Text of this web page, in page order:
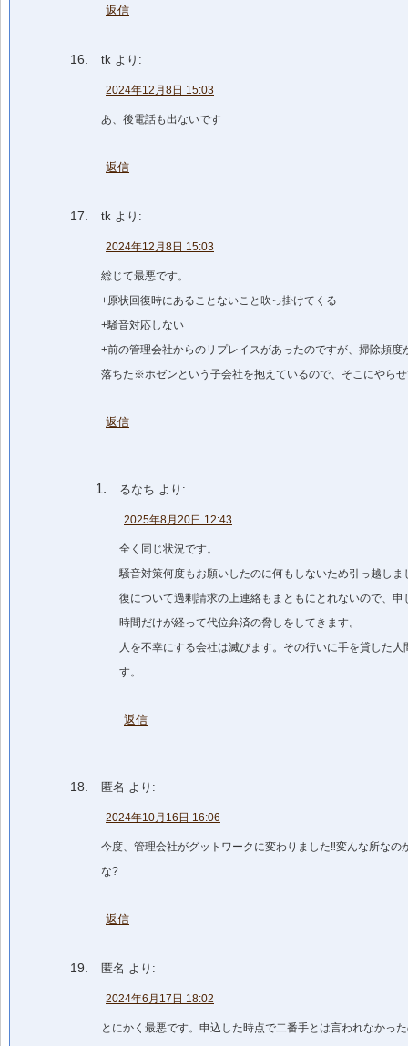
返信
tk より:
2024年12月8日 15:03
あ、後電話も出ないです
返信
tk より:
2024年12月8日 15:03
総じて最悪です。
+原状回復時にあることないこと吹っ掛けてくる
+騒音対応しない
+前の管理会社からのリプレイスがあったのですが、掃除頻度
落ちた※ホゼンという子会社を抱えているので、そこにやら
返信
るなち より:
2025年8月20日 12:43
全く同じ状況です。
騒音対策何度もお願いしたのに何もしないため引っ越しま
復について過剰請求の上連絡もまともにとれないので、申
時間だけが経って代位弁済の脅しをしてきます。
人を不幸にする会社は滅びます。その行いに手を貸した人
す。
返信
匿名 より:
2024年10月16日 16:06
今度、管理会社がグットワークに変わりました‼️変んな所なの
な?
返信
匿名 より:
2024年6月17日 18:02
とにかく最悪です。申込した時点で二番手とは言われなかっ